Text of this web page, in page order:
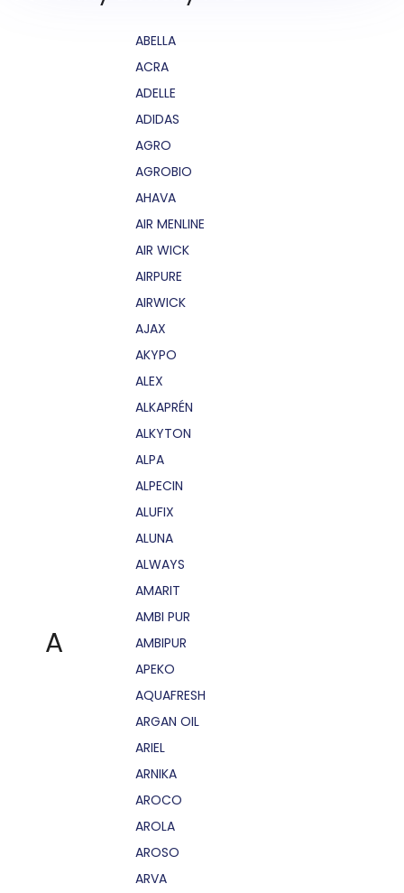
A
ABELLA
ACRA
ADELLE
ADIDAS
AGRO
AGROBIO
AHAVA
AIR MENLINE
AIR WICK
AIRPURE
AIRWICK
AJAX
AKYPO
ALEX
ALKAPRÉN
ALKYTON
ALPA
ALPECIN
ALUFIX
ALUNA
ALWAYS
AMARIT
AMBI PUR
AMBIPUR
APEKO
AQUAFRESH
ARGAN OIL
ARIEL
ARNIKA
AROCO
AROLA
AROSO
ARVA